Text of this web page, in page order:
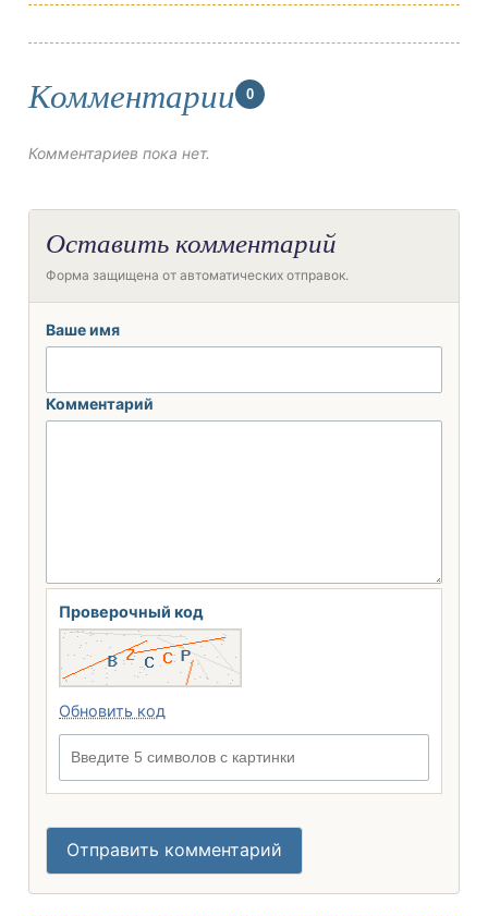
Комментарии 0
Комментариев пока нет.
Оставить комментарий
Форма защищена от автоматических отправок.
Ваше имя
Комментарий
Проверочный код
Обновить код
Отправить комментарий